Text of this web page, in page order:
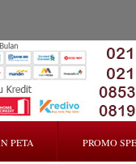
PETA PROMO